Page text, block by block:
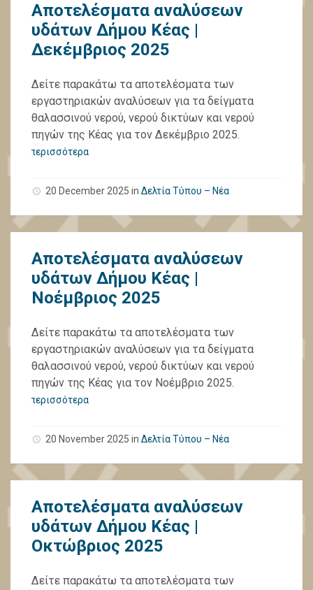
Αποτελέσματα αναλύσεων
υδάτων Δήμου Κέας |
Δεκέμβριος 2025
Δείτε παρακάτω τα αποτελέσματα των
εργαστηριακών αναλύσεων για τα δείγματα
θαλασσινού νερού, νερού δικτύων και νερού
πηγών της Κέας για τον Δεκέμβριο 2025.
περισσότερα
20 December 2025 in Δελτία Τύπου – Νέα
Αποτελέσματα αναλύσεων
υδάτων Δήμου Κέας |
Νοέμβριος 2025
Δείτε παρακάτω τα αποτελέσματα των
εργαστηριακών αναλύσεων για τα δείγματα
θαλασσινού νερού, νερού δικτύων και νερού
πηγών της Κέας για τον Νοέμβριο 2025.
περισσότερα
20 November 2025 in Δελτία Τύπου – Νέα
Αποτελέσματα αναλύσεων
υδάτων Δήμου Κέας |
Οκτώβριος 2025
Δείτε παρακάτω τα αποτελέσματα των